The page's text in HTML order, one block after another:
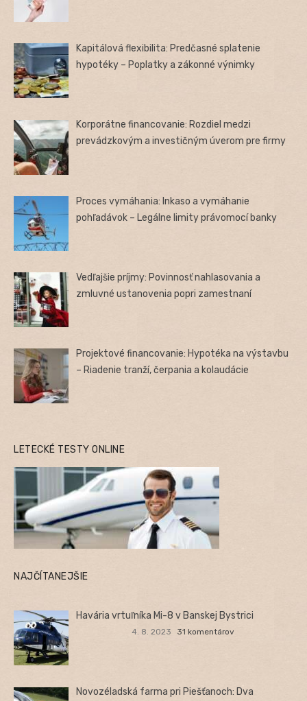
Kapitálová flexibilita: Predčasné splatenie
hypotéky – Poplatky a zákonné výnimky
Korporátne financovanie: Rozdiel medzi
prevádzkovým a investičným úverom pre firmy
Proces vymáhania: Inkaso a vymáhanie
pohľadávok – Legálne limity právomocí banky
Vedľajšie príjmy: Povinnosť nahlasovania a
zmluvné ustanovenia popri zamestnaní
Projektové financovanie: Hypotéka na výstavbu
– Riadenie tranží, čerpania a kolaudácie
LETECKÉ TESTY ONLINE
NAJČÍTANEJŠIE
Havária vrtuľníka Mi-8 v Banskej Bystrici
4. 8. 2023 31 komentárov
Novozéladská farma pri Piešťanoch: Dva